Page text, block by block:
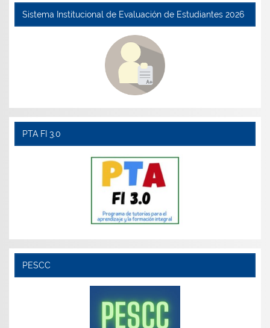
Sistema Institucional de Evaluación de Estudiantes 2026
PTA FI 3.0
PESCC